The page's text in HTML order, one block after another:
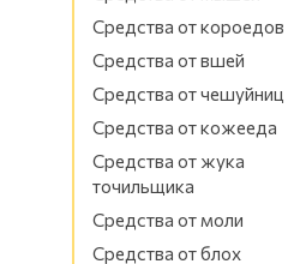
Средства от короедов
Средства от вшей
Средства от чешуйниц
Средства от кожееда
Средства от жука
точильщика
Средства от моли
Средства от блох